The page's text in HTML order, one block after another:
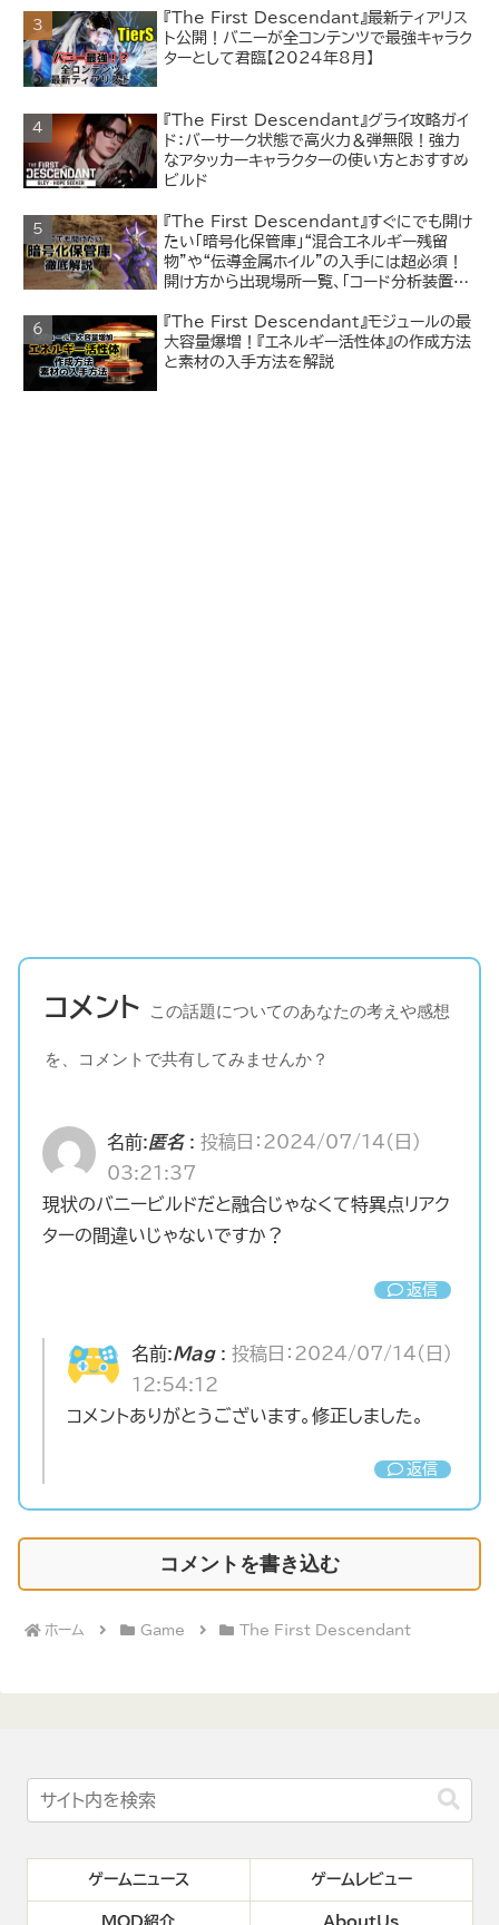
『The First Descendant』最新ティアリス
ト公開！バニーが全コンテンツで最強キャラク
ターとして君臨【2024年8月】
『The First Descendant』グライ攻略ガイ
ド：バーサーク状態で高火力＆弾無限！強力
なアタッカーキャラクターの使い方とおすすめ
ビルド
『The First Descendant』すぐにでも開け
たい「暗号化保管庫」“混合エネルギー残留
物”や“伝導金属ホイル”の入手には超必須！
開け方から出現場所一覧、「コード分析装置」
『The First Descendant』モジュールの最
大容量爆増！『エネルギー活性体』の作成方法
と素材の入手方法を解説
コメント この話題についてのあなたの考えや感想
を、コメントで共有してみませんか？
名前:匿名: 投稿日：2024/07/14(日)
03:21:37
現状のバニービルドだと融合じゃなくて特異点リアク
ターの間違いじゃないですか？
返信
名前:Mag: 投稿日：2024/07/14(日)
12:54:12
コメントありがとうございます。修正しました。
返信
コメントを書き込む
ホーム Game The First Descendant
ゲームニュース ゲームレビュー